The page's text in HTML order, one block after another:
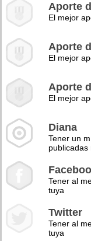
Aporte
El mejor
Aporte
El mejor
Aporte
El mejor
Diana
Tener un
publicadas
Tener al
tuya
Twitter
Tener al
tuya